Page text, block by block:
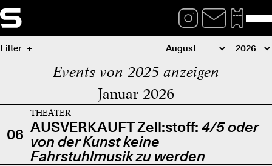
Filter
Events von 2025 anzeigen
Januar 2026
06
THEATER
AUSVERKAUFT Zell:stoff: 4/5 oder
von der Kunst keine
Fahrstuhlmusik zu werden